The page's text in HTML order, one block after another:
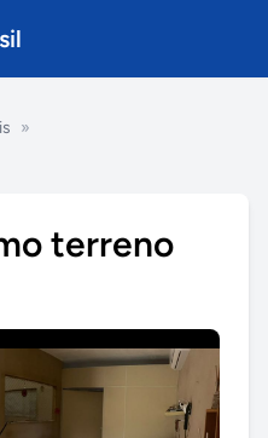
»
terreno